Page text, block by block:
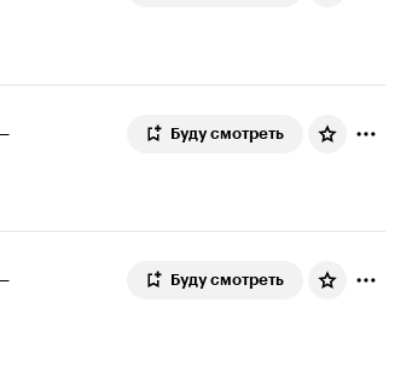
Буду смотреть
Буду смотреть